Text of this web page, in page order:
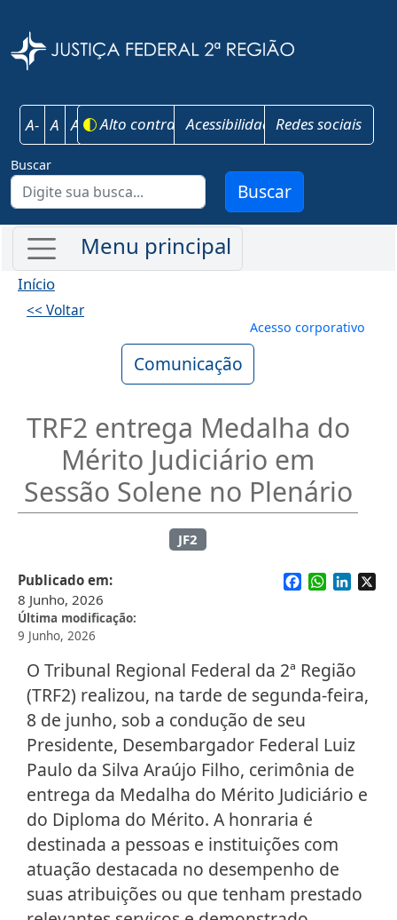
A- A A+ Alto contrasteAcessibilidadeRedes sociais
Buscar
Buscar
Início
<< Voltar
Menu de
Acesso corporativo
Comunicação
TRF2 entrega Medalha do
Mérito Judiciário em
Sessão Solene no Plenário
JF2
Publicado em
8 Junho, 2026
Última modificação
9 Junho, 2026
Facebook
WhatsApp
O Tribunal Regional Federal da 2ª Região
(TRF2) realizou, na tarde de segunda-feira,
8 de junho, sob a condução de seu
Presidente, Desembargador Federal Luiz
Paulo da Silva Araújo Filho, cerimônia de
entrega da Medalha do Mérito Judiciário e
do Diploma do Mérito. A honraria é
destinada a pessoas e instituições com
atuação destacada no desempenho de
suas atribuições ou que tenham prestado